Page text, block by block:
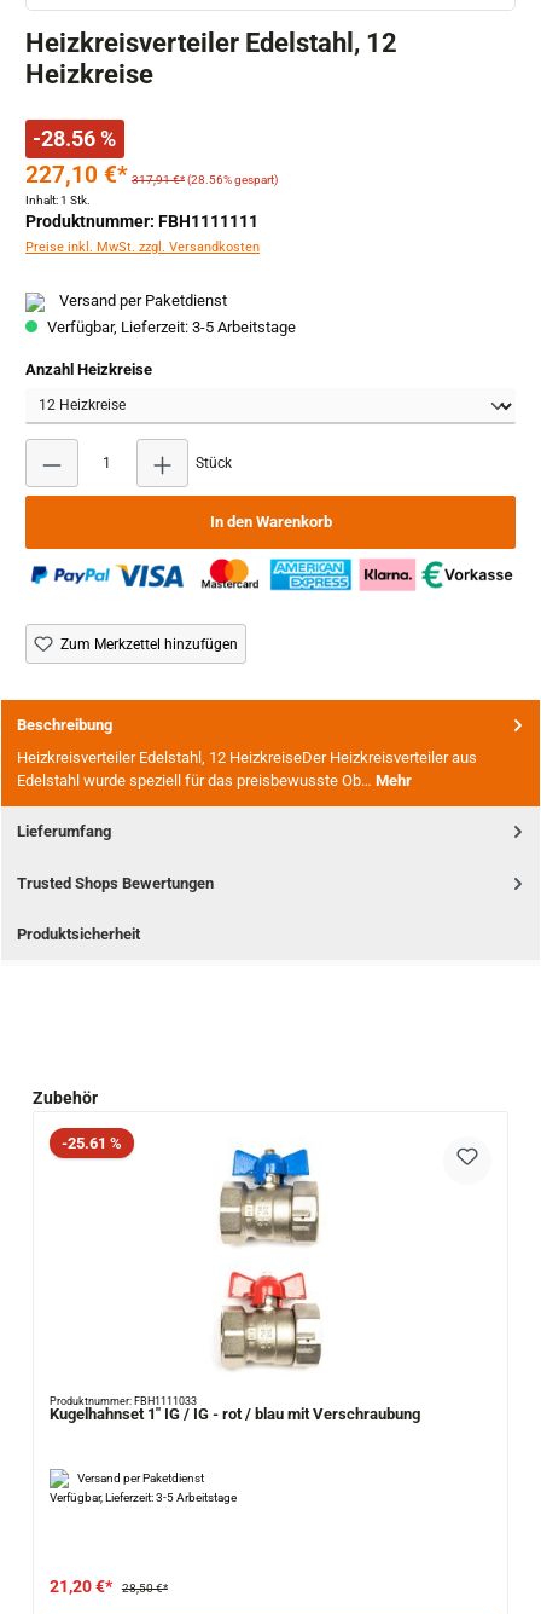
Heizkreisverteiler Edelstahl, 12
Heizkreise
-28.56 %
227,10 €* 317,91 €*(28.56% gespart)
Inhalt:1 Stk.
Produktnummer: FBH1111111
Preise inkl. MwSt. zzgl. Versandkosten
Versand per Paketdienst
Verfügbar, Lieferzeit: 3-5 Arbeitstage
Anzahl Heizkreiseauswählen
Stück
In den Warenkorb
Zum Merkzettel hinzufügen
Beschreibung
Heizkreisverteiler Edelstahl, 12 HeizkreiseDer Heizkreisverteiler aus
Edelstahl wurde speziell für das preisbewusste Ob… Mehr
Lieferumfang
Trusted Shops Bewertungen
Produktsicherheit
Produktgalerie überspringen
Zubehör
Rabatt
-25.61 %
Produktnummer: FBH1111033
Kugelhahnset 1" IG / IG - rot / blau mit Verschraubung
Versand per Paketdienst
Verfügbar, Lieferzeit: 3-5 Arbeitstage
21,20 €* 28,50 €*